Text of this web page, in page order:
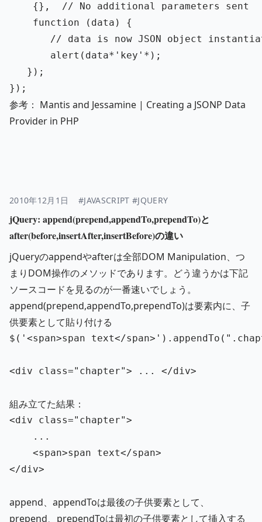
{},
// No additional parameters sent
function
( data )
{
// data is now JSON object
alert ( data* ' key ' * );
});
});
参考： Mantis and Jessamine | Creating a JSONP Data
Provider in PHP
2010年12月1日 #JAVASCRIPT #JQUERY
jQuery: append(prepend,appendTo,prependTo)と
after(before,insertAfter,insertBefore)の違い
jQueryのappendやafterは全部DOM Manipulation、つ
まりDOM操作のメソッドであります。どう違うかは下記
ソースコードを見るのが一番速いでしょう。
append(prepend,appendTo,prependTo)は要素内に、子
供要素として貼り付ける
$ ( ' <span>span text</span> ' ). appendTo ( "
<div class="chapter"> ... </div>
組み立てた結果：
<div class="chapter">
<span>span text</span>
</div>
append、appendToは最後の子供要素として、
prepend、prependToは最初の子供要素として挿入する